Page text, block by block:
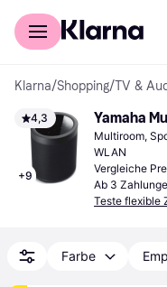
Für Shopper
Klarna/Shopping/TV &
4,3
+9
Yamaha
Multiroom,
WLAN
Vergleiche
Ab 3
Teste flexible
Farbe